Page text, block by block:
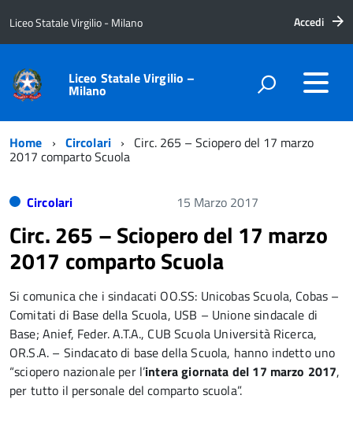
Liceo Statale Virgilio - Milano Accedi
Liceo Statale Virgilio –
Milano
Home Circolari Circ. 265 – Sciopero del 17 marzo
2017 comparto Scuola
Circolari 15 Marzo 2017
Circ. 265 – Sciopero del 17 marzo
2017 comparto Scuola
Si comunica che i sindacati OO.SS: Unicobas Scuola, Cobas –
Comitati di Base della Scuola, USB – Unione sindacale di
Base; Anief, Feder. A.T.A., CUB Scuola Università Ricerca,
OR.S.A. – Sindacato di base della Scuola, hanno indetto uno
“sciopero nazionale per l’intera giornata del 17 marzo 2017,
per tutto il personale del comparto scuola”.